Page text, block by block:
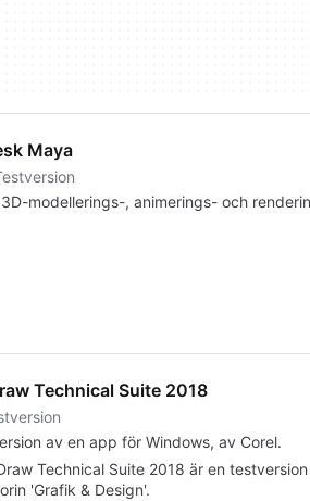
Maya
modellerings-, animerings- och
Technical Suite 2018
av en app för Windows, av Corel.
Technical Suite 2018 är en
'Grafik & Design'.